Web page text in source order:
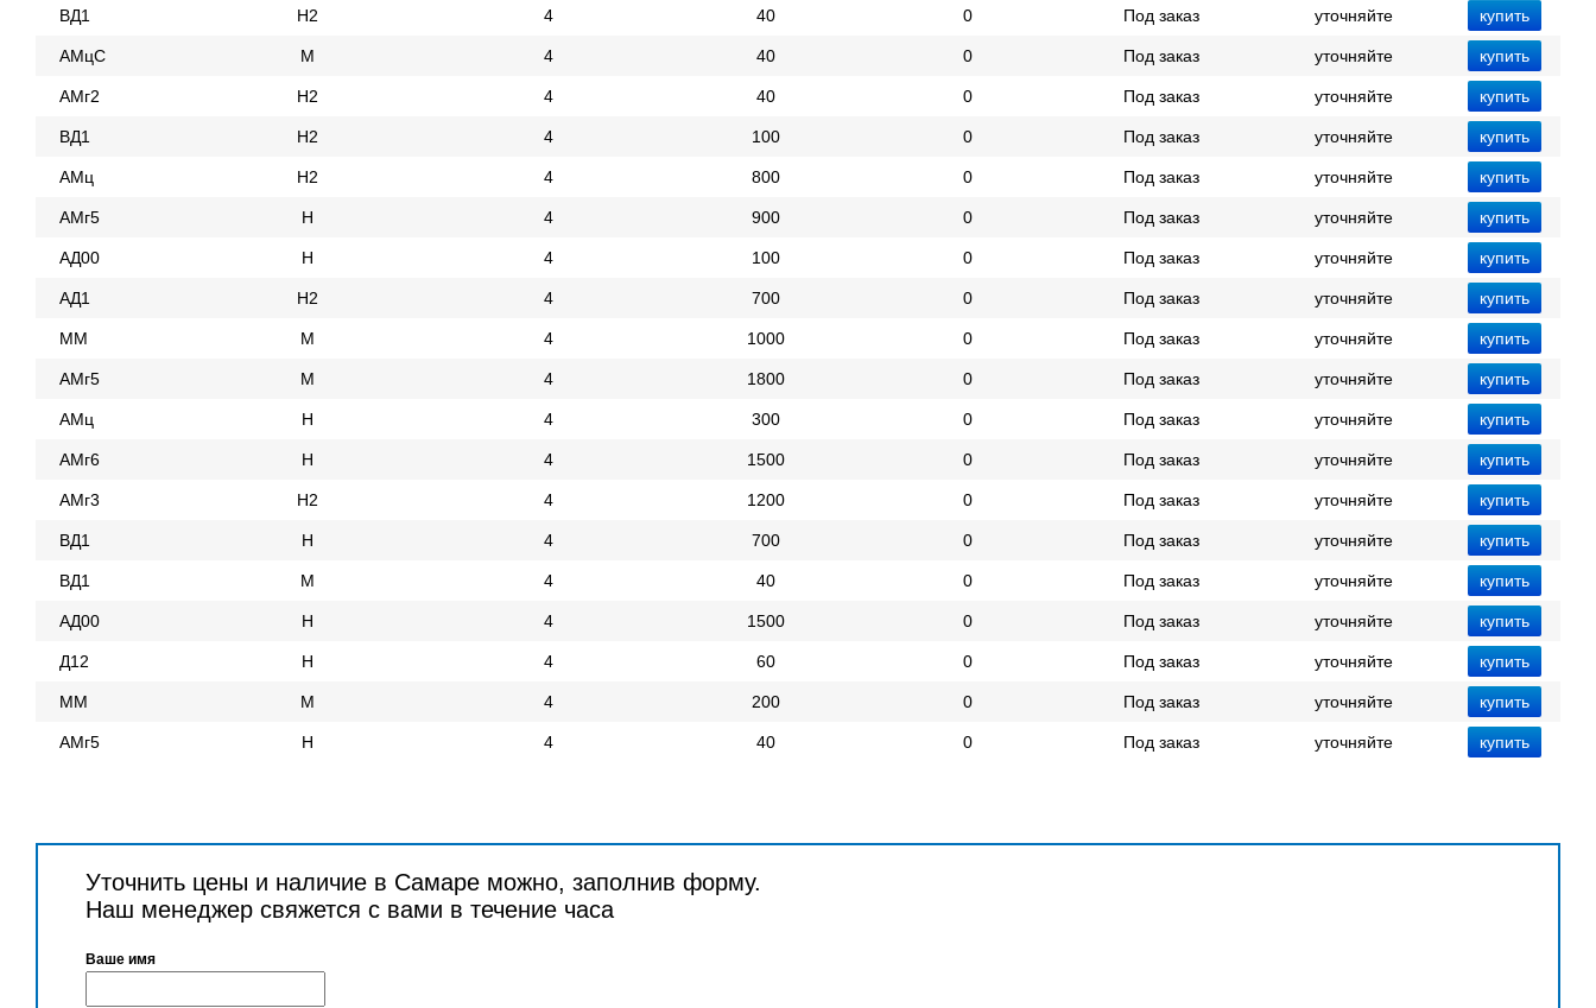
ВД1 Н2 4 40 0 Под заказ уточняйте
АМцС М 4 40 0 Под заказ уточняйте
АМг2 Н2 4 40 0 Под заказ уточняйте
ВД1 Н2 4 100 0 Под заказ уточняйте
АМц Н2 4 800 0 Под заказ уточняйте
АМг5 Н 4 900 0 Под заказ уточняйте
АД00 Н 4 100 0 Под заказ уточняйте
АД1 Н2 4 700 0 Под заказ уточняйте
ММ М 4 1000 0 Под заказ уточняйте
АМг5 М 4 1800 0 Под заказ уточняйте
АМц Н 4 300 0 Под заказ уточняйте
АМг6 Н 4 1500 0 Под заказ уточняйте
АМг3 Н2 4 1200 0 Под заказ уточняйте
ВД1 Н 4 700 0 Под заказ уточняйте
ВД1 М 4 40 0 Под заказ уточняйте
АД00 Н 4 1500 0 Под заказ уточняйте
Д12 Н 4 60 0 Под заказ уточняйте
ММ М 4 200 0 Под заказ уточняйте
АМг5 Н 4 40 0 Под заказ уточняйте
Уточнить цены и наличие в Самаре можно, заполнив форму.
Наш менеджер свяжется с вами в течение часа
Ваше имя